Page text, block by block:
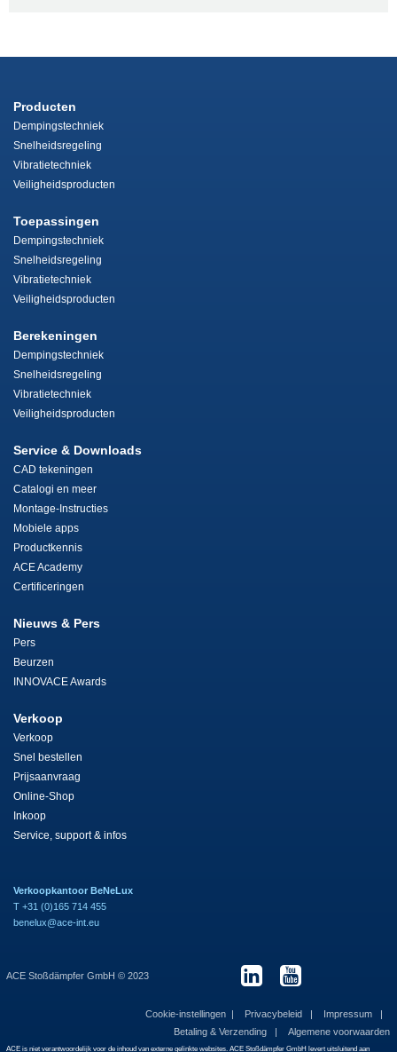
Producten
Dempingstechniek
Snelheidsregeling
Vibratietechniek
Veiligheidsproducten
Toepassingen
Dempingstechniek
Snelheidsregeling
Vibratietechniek
Veiligheidsproducten
Berekeningen
Dempingstechniek
Snelheidsregeling
Vibratietechniek
Veiligheidsproducten
Service & Downloads
CAD tekeningen
Catalogi en meer
Montage-Instructies
Mobiele apps
Productkennis
ACE Academy
Certificeringen
Nieuws & Pers
Pers
Beurzen
INNOVACE Awards
Verkoop
Verkoop
Snel bestellen
Prijsaanvraag
Online-Shop
Inkoop
Service, support & infos
Verkoopkantoor BeNeLux
T +31 (0)165 714 455
benelux@ace-int.eu
ACE Stoßdämpfer GmbH © 2023
Cookie-instellingen Privacybeleid
Impressum
Betaling & Verzending
Algemene voorwaarden
ACE is niet verantwoordelijk voor de inhoud van externe gelinkte websites. ACE Stoßdämpfer GmbH levert uitsluitend aan